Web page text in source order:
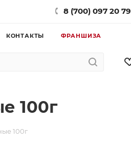
8 (700) 097 20 79
КОНТАКТЫ ФРАНШИЗА
100г
100г